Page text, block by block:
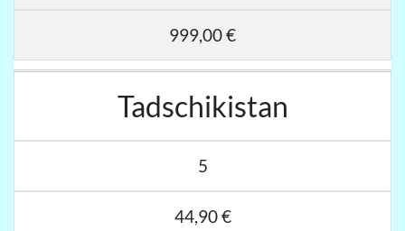
999,00 €
Tadschikistan
5
44,90 €